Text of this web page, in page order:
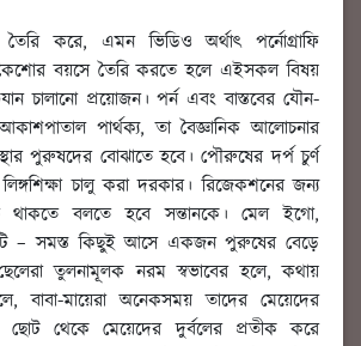
তৈরি করে, এমন ভিডিও অর্থাৎ পর্নোগ্রাফি
কৈশোর বয়সে তৈরি করতে হলে এইসকল বিষয়
চালানো প্রয়োজন। পর্ন এবং বাস্তবের যৌন-
আকাশপাতাল পার্থক্য, তা বৈজ্ঞানিক আলোচনার
পুরুষদের বোঝাতে হবে। পৌরুষের দর্প চুর্ণ
চালু করা দরকার। রিজেকশনের জন্য
থাকতে বলতে হবে সন্তানকে। মেল ইগো,
– সমস্ত কিছুই আসে একজন পুরুষের বেড়ে
তুলনামূলক নরম স্বভাবের হলে, কথায়
বাবা-মায়েরা অনেকসময় তাদের মেয়েদের
থেকে মেয়েদের দুর্বলের প্রতীক করে